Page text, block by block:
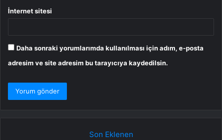
İnternet sitesi
Daha sonraki yorumlarımda kullanılması için adım, e-posta
adresim ve site adresim bu tarayıcıya kaydedilsin.
Son Eklenen